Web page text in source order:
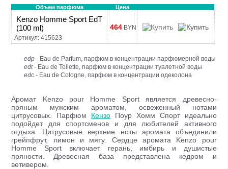
Объем парфюма Цена
Kenzo Homme Sport EdT
(100 ml)
Артикул: 415623
464 BYN
edp - Eau de Parfum, парфюм в концентрации парфюмерной воды
edt- Eau de Toilette, парфюм в концентрации туалетной воды
edc - Eau de Cologne, парфюм в концентрации одеколона
Аромат Kenzo pour Homme Sport является древесно-
пряным мужским ароматом, освеженный нотами
цитрусовых. Парфюм Кензо Поур Хомм Спорт идеально
подойдет для спортсменов и для любителей активного
отдыха. Цитрусовые верхние ноты аромата объединили
грейпфрут, лимон и мяту. Сердце аромата Kenzo pour
Homme Sport включает герань, имбирь и душистые
пряности. Древесная база представлена кедром и
ветивером.